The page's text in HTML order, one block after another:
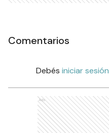
Comentarios
Debés iniciar sesión
Ads